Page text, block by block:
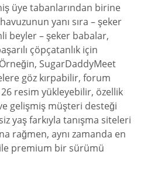
üye tabanlarından birine
yanı sıra – şeker
beyler – şeker babalar,
çöpçatanlık için
SugarDaddyMeet
göz kırpabilir, forum
resim yükleyebilir, özellik
gelişmiş müşteri desteği
yaş farkıyla tanışma siteleri
rağmen, aynı zamanda en
ile premium bir sürümü